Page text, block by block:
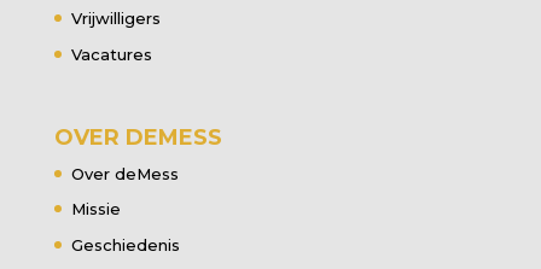
Vrijwilligers
Vacatures
OVER DEMESS
Over deMess
Missie
Geschiedenis